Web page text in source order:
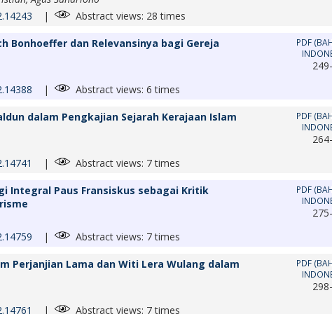
| Abstract views: 28 times
Bonhoeffer dan Relevansinya bagi Gereja
| Abstract views: 6 times
PDF
dalam Pengkajian Sejarah Kerajaan Islam
| Abstract views: 7 times
PDF
Integral Paus Fransiskus sebagai Kritik
| Abstract views: 7 times
PDF
Perjanjian Lama dan Witi Lera Wulang dalam
| Abstract views: 7 times
PDF